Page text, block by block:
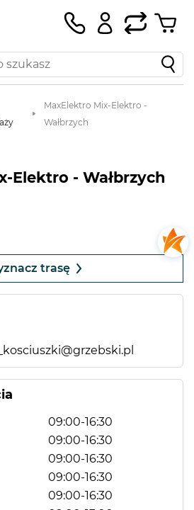
MaxElektro Mix-Elektro -
Wałbrzych
Elektro - Wałbrzych
09:00-16:30
09:00-16:30
09:00-16:30
09:00-16:30
09:00-16:30
contributors
trasę